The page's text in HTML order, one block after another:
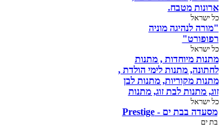
ארונות מטבח.
כל ישראל
"מורה לנהיגה מוניה
רפופורט"
כל ישראל
מתנות מיוחדות , מתנות
לחתונה, מתנות לימי הולדת ,
מתנות מקוריות, מתנות לבן
זוג, מתנות לבת זוג, מתנות
כל ישראל
מסעדה בבת ים - Prestige
בת ים